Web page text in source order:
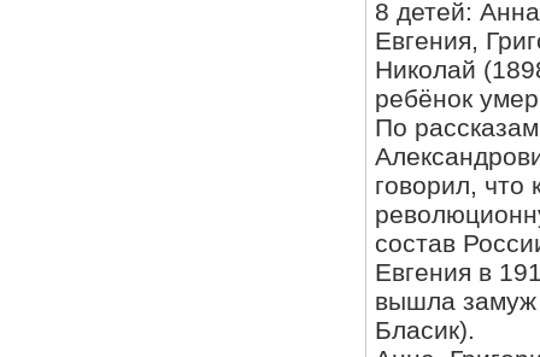
8 детей:
Евгения,
Николай
ребёнок
По
говорил, что
состав
Евгения в
вышла замуж
Бласик).